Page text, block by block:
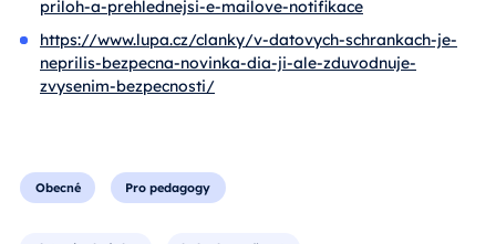
priloh-a-prehlednejsi-e-mailove-notifikace
https://www.lupa.cz/clanky/v-datovych-schrankach-je-
neprilis-bezpecna-novinka-dia-ji-ale-zduvodnuje-
zvysenim-bezpecnosti/
Obecné Pro pedagogy